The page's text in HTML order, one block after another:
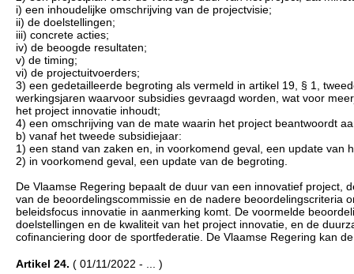
i) een inhoudelijke omschrijving van de projectvisie;
ii) de doelstellingen;
iii) concrete acties;
iv) de beoogde resultaten;
v) de timing;
vi) de projectuitvoerders;
3) een gedetailleerde begroting als vermeld in artikel 19, § 1,
werkingsjaren waarvoor subsidies gevraagd worden, wat voor
het project innovatie inhoudt;
4) een omschrijving van de mate waarin het project beantwoordt
b) vanaf het tweede subsidiejaar:
1) een stand van zaken en, in voorkomend geval, een update van
2) in voorkomend geval, een update van de begroting.
De Vlaamse Regering bepaalt de duur van een innovatief project,
van de beoordelingscommissie en de nadere beoordelingscriteria
beleidsfocus innovatie in aanmerking komt. De voormelde
doelstellingen en de kwaliteit van het project innovatie, en de
cofinanciering door de sportfederatie. De Vlaamse Regering kan
Artikel 24. ( 01/11/2022 - ... )